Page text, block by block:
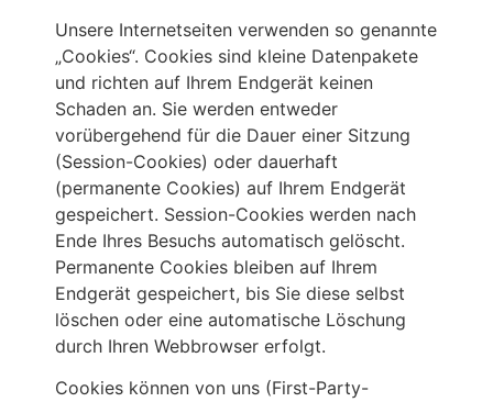
Unsere Internetseiten verwenden so genannte
„Cookies“. Cookies sind kleine Datenpakete
und richten auf Ihrem Endgerät keinen
Schaden an. Sie werden entweder
vorübergehend für die Dauer einer Sitzung
(Session-Cookies) oder dauerhaft
(permanente Cookies) auf Ihrem Endgerät
gespeichert. Session-Cookies werden nach
Ende Ihres Besuchs automatisch gelöscht.
Permanente Cookies bleiben auf Ihrem
Endgerät gespeichert, bis Sie diese selbst
löschen oder eine automatische Löschung
durch Ihren Webbrowser erfolgt.
Cookies können von uns (First-Party-